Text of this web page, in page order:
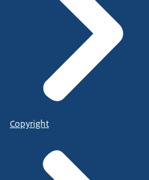
Copyright